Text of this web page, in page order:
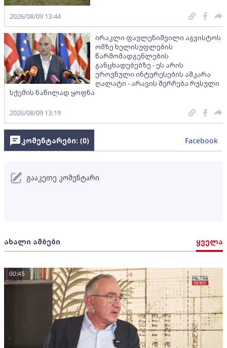
2026/08/09 13:44
ირაკლი ფავლენიშვილი აგვისტოს
ომზე ხელისუფლების
წარმომადგენლების
განცხადებებზე - ეს არის
ეროვნული ინტერესების აშკარა
ღალატი - არავის შერჩება რუსული
სქემის ნაწილად ყოფნა
2026/08/09 13:19
ახალი ამბები ყველა
00:45
კომენტარები: (0) Facebook
გააკეთე კომენტარი